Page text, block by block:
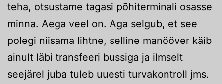
teha, otsustame tagasi põhiterminali osasse
minna. Aega veel on. Aga selgub, et see
polegi niisama lihtne, selline manööver käib
ainult läbi transfeeri bussiga ja ilmselt
seejärel juba tuleb uuesti turvakontroll jms.